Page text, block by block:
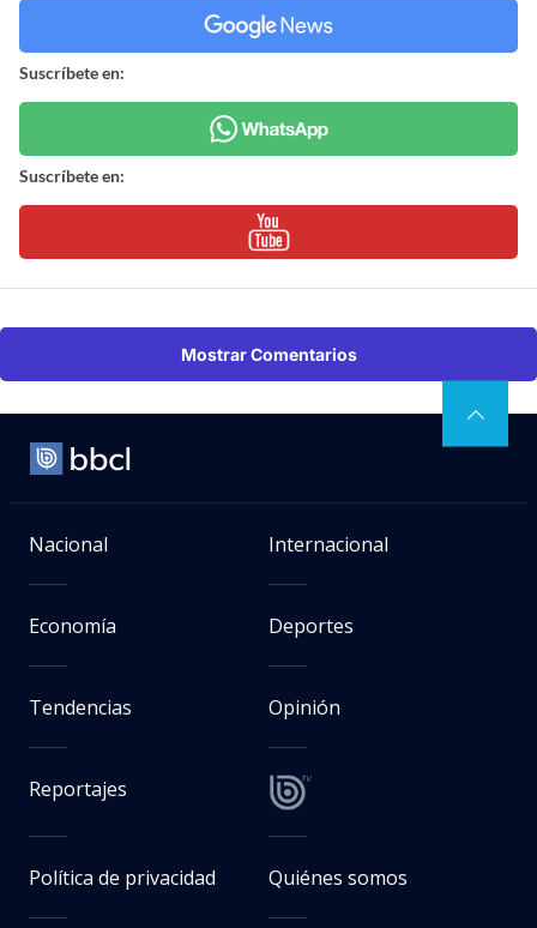
Suscríbete en:
Suscríbete en:
Mostrar Comentarios
Nacional Internacional
Economía Deportes
Tendencias Opinión
Reportajes
Política de privacidad Quiénes somos